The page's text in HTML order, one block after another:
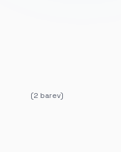
(2 barev)